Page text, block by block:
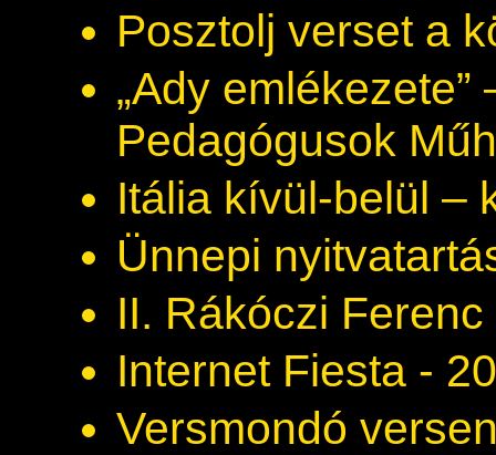
Posztolj verset a
„Ady
Pedagógusok
Itália kívül-belül –
Ünnepi
II. Rákóczi
Internet Fiesta -
Versmondó